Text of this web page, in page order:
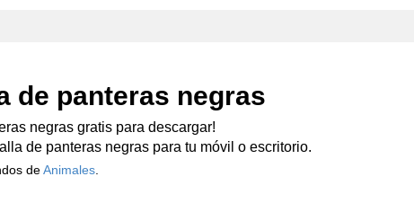
de panteras negras
negras gratis para descargar!
de panteras negras para tu móvil o escritorio.
deAnimales